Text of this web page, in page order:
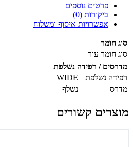
פרטים נוספים
ביקורות (0)
אפשרויות איסוף ומשלוח
סוג חומר
סוג חומר עור
מדרסים / רפידה נשלפת
רפידה נשלפת
WIDE
מדרס
נשלף
מוצרים קשורים